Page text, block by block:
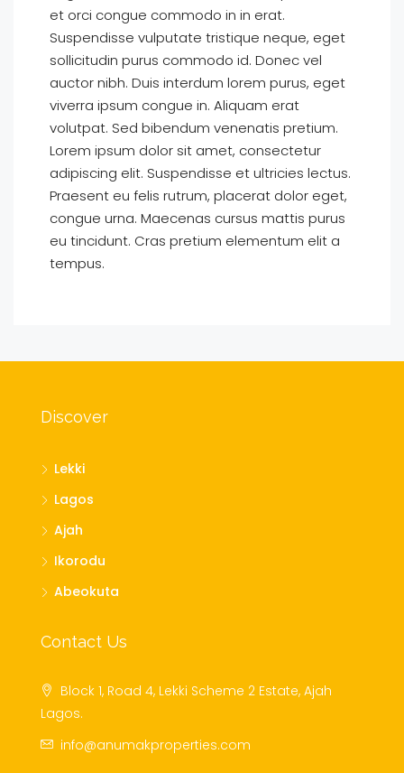
et orci congue commodo in in erat.
Suspendisse vulputate tristique neque, eget
sollicitudin purus commodo id. Donec vel
auctor nibh. Duis interdum lorem purus, eget
viverra ipsum congue in. Aliquam erat
volutpat. Sed bibendum venenatis pretium.
Lorem ipsum dolor sit amet, consectetur
adipiscing elit. Suspendisse et ultricies lectus.
Praesent eu felis rutrum, placerat dolor eget,
congue urna. Maecenas cursus mattis purus
eu tincidunt. Cras pretium elementum elit a
tempus.
Discover
Lekki
Lagos
Ajah
Ikorodu
Abeokuta
Contact Us
Block 1, Road 4, Lekki Scheme 2 Estate, Ajah
Lagos.
info@anumakproperties.com